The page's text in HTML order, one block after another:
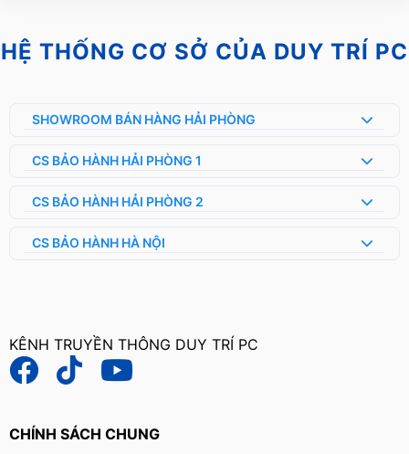
HỆ THỐNG CƠ SỞ CỦA DUY TRÍ PC
SHOWROOM BÁN HÀNG HẢI PHÒNG
CS BẢO HÀNH HẢI PHÒNG 1
CS BẢO HÀNH HẢI PHÒNG 2
CS BẢO HÀNH HÀ NỘI
KÊNH TRUYỀN THÔNG DUY TRÍ PC
CHÍNH SÁCH CHUNG